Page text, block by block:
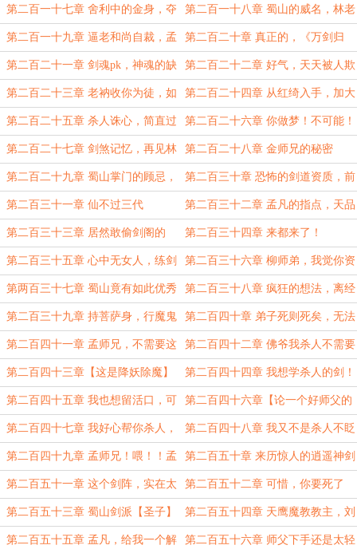
父，您…… 舍利子
第二百一十七章 舍利中的金身，夺
舍？
第二百一十八章 蜀山的威名，林老
的霸道
第二百一十九章 逼老和尚自裁，孟
凡的神魂
第二百二十章 真正的，《万剑归
宗》
第二百二十一章 剑魂pk，神魂的缺
陷
第二百二十二章 好气，天天被人欺
负
第二百二十三章 老衲收你为徒，如
何？
第二百二十四章 从红绮入手，加大
价码
第二百二十五章 杀人诛心，简直过
分！
第二百二十六章 你做梦！不可能！
死也不行
第二百二十七章 剑煞记忆，再见林
惊鸿
第二百二十八章 金师兄的秘密
第二百二十九章 蜀山掌门的顾忌，
蜀长生
第二百三十章 恐怖的剑道资质，前
所未见
第二百三十一章 仙不过三代 第二百三十二章 孟凡的指点，天品
剑法
第二百三十三章 居然敢偷剑阁的
剑！
第二百三十四章 来都来了！
第二百三十五章 心中无女人，练剑
才能神！
第二百三十六章 柳师弟，我觉你资
质过人……
第两百三十七章 蜀山竟有如此优秀
的人物？
第二百三十八章 疯狂的想法，离经
叛道！
第二百三十九章 持菩萨身，行魔鬼
事！
第二百四十章 弟子死则死矣，无法
尽孝了
第二百四十一章 孟师兄，不需要这
么大阵仗吧
第二百四十二章 佛爷我杀人不需要
理由
第二百四十三章【这是降妖除魔】 第二百四十四章 我想学杀人的剑！
第二百四十五章 我也想留活口，可
实力不允许
第二百四十六章【论一个好师父的
重要性】
第二百四十七章 我好心帮你杀人，
你还来吼我
第二百四十八章 我又不是杀人不眨
眼的魔头
第二百四十九章 孟师兄！喂！！孟
凡！！！
第二百五十章 来历惊人的逍遥神剑
第二百五十一章 这个剑阵，实在太
吓人了！
第二百五十二章 可惜，你要死了
第二百五十三章 蜀山剑派【圣子】
级人物
第二百五十四章 天鹰魔教教主，刘
不得
第二百五十五章 孟凡，给我一个解 第二百五十六章 师父下手还是太轻